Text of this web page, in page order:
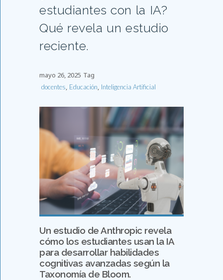
estudiantes con la IA?
Qué revela un estudio
reciente.
mayo 26, 2025 Tag
docentes Educación Inteligencia Artificial
Un estudio de Anthropic revela
cómo los estudiantes usan la IA
para desarrollar habilidades
cognitivas avanzadas según la
Taxonomía de Bloom.